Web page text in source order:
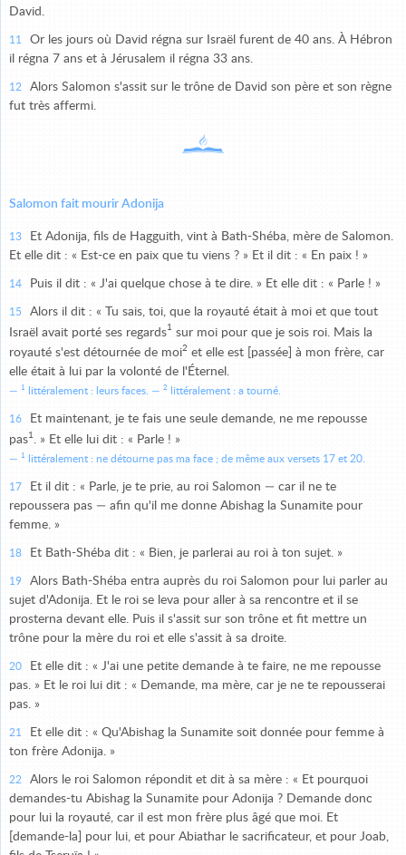
David.
11
Or les jours où David régna sur Israël furent de 40 ans. À Hébron
il régna 7 ans et à Jérusalem il régna 33 ans.
12
Alors Salomon s'assit sur le trône de David son père et son règne
fut très affermi.
Salomon fait mourir Adonija
13
Et Adonija, fils de Hagguith, vint à Bath-Shéba, mère de Salomon.
Et elle dit : « Est-ce en paix que tu viens ? » Et il dit : « En paix ! »
14 Puis il dit : « J'ai quelque chose à te dire. » Et elle dit : « Parle ! »
15
Alors il dit : « Tu sais, toi, que la royauté était à moi et que tout
Israël avait porté ses regards1 sur moi pour que je sois roi. Mais la
royauté s'est détournée de moi2 et elle est [passée] à mon frère, car
elle était à lui par la volonté de l'Éternel.
1 littéralement : leurs faces. 2 littéralement : a tourné.
16
Et maintenant, je te fais une seule demande, ne me repousse
pas1 . » Et elle lui dit : « Parle ! »
1 littéralement : ne détourne pas ma face ; de même aux versets 17 et 20.
17
Et il dit : « Parle, je te prie, au roi Salomon — car il ne te
repoussera pas — afin qu'il me donne Abishag la Sunamite pour
femme. »
18 Et Bath-Shéba dit : « Bien, je parlerai au roi à ton sujet. »
19
Alors Bath-Shéba entra auprès du roi Salomon pour lui parler au
sujet d'Adonija. Et le roi se leva pour aller à sa rencontre et il se
prosterna devant elle. Puis il s'assit sur son trône et fit mettre un
trône pour la mère du roi et elle s'assit à sa droite.
20
Et elle dit : « J'ai une petite demande à te faire, ne me repousse
pas. » Et le roi lui dit : « Demande, ma mère, car je ne te repousserai
pas. »
21
Et elle dit : « Qu'Abishag la Sunamite soit donnée pour femme à
ton frère Adonija. »
22
Alors le roi Salomon répondit et dit à sa mère : « Et pourquoi
demandes-tu Abishag la Sunamite pour Adonija ? Demande donc
pour lui la royauté, car il est mon frère plus âgé que moi. Et
[demande-la] pour lui, et pour Abiathar le sacrificateur, et pour Joab,